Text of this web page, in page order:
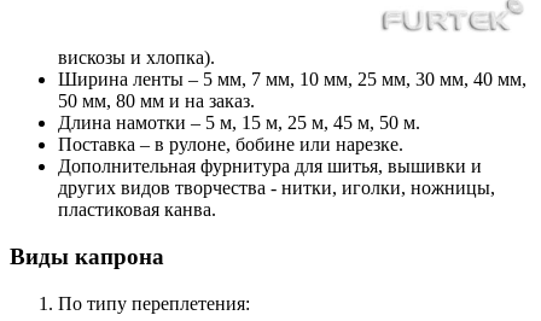
вискозы и хлопка).
Ширина ленты – 5 мм, 7 мм, 10 мм, 25 мм, 30 мм, 40 мм,
50 мм, 80 мм и на заказ.
Длина намотки – 5 м, 15 м, 25 м, 45 м, 50 м.
Поставка – в рулоне, бобине или нарезке.
Дополнительная фурнитура для шитья, вышивки и
других видов творчества - нитки, иголки, ножницы,
пластиковая канва.
Виды капрона
По типу переплетения: